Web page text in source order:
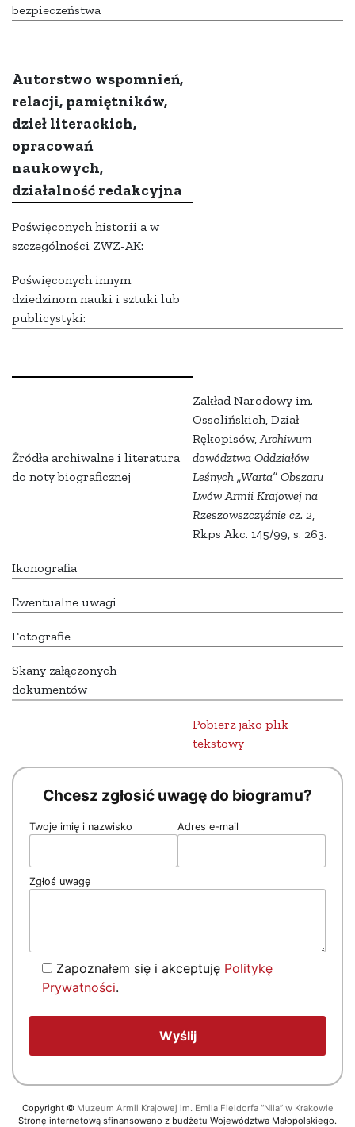
bezpieczeństwa
Autorstwo wspomnień,
relacji, pamiętników,
dzieł literackich,
opracowań
naukowych,
działalność redakcyjna
Poświęconych historii a w
szczególności ZWZ-AK:
Poświęconych innym
dziedzinom nauki i sztuki lub
publicystyki:
Źródła archiwalne i literatura
do noty biograficznej
Zakład Narodowy im.
Ossolińskich, Dział
Rękopisów,Archiwum
dowództwa Oddziałów
Leśnych „Warta” Obszaru
Lwów Armii Krajowej na
Rzeszowszczyźnie cz. 2,
Rkps Akc. 145/99, s. 263.
Ikonografia
Ewentualne uwagi
Fotografie
Skany załączonych
dokumentów
Pobierz jako plik
tekstowy
Chcesz zgłosić uwagę do biogramu?
Twoje imię i nazwisko Adres e-mail
Zgłoś uwagę
Zapoznałem się i akceptuję Politykę
Prywatności.
Copyright © Muzeum Armii Krajowej im. Emila Fieldorfa “Nila” w Krakowie
Stronę internetową sfinansowano z budżetu Województwa Małopolskiego.